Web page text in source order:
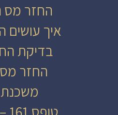
החזר מס
איך עושים
בדיקת
החזר